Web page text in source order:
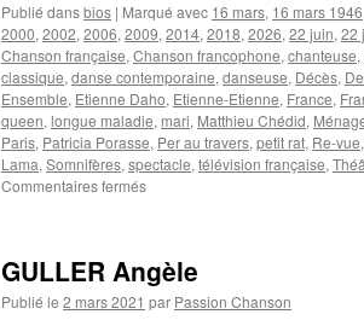
Publié dansbios | Marqué avec 16 mars, 16 mars 1946
2000, 2002, 2006, 2009, 2014, 2018, 2026, 22 juin, 22
Chanson française, Chanson francophone, chanteuse,
classique, danse contemporaine, danseuse, Décès,
Ensemble, Etienne Daho, Etienne-Etienne, France,
queen, longue maladie, mari, Matthieu Chédid,
Paris, Patricia Porasse, Per au travers, petit rat, Re-vue,
Lama, Somnifères, spectacle, télévision française,
Commentaires ferméssur
GULLER Angèle
Publié le 2 mars 2021 par Passion Chanson